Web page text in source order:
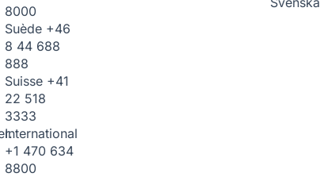
8000
Suède +46
8 44 688
888
Suisse +41
22 518
3333
International
+1 470 634
8800